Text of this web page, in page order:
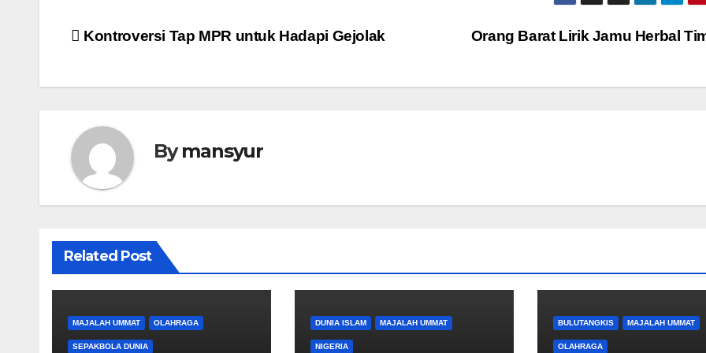
Post
Orang Barat Lirik Jamu Herbal
Kontroversi Tap MPR untuk Hadapi Gejolak
Bymansyur
Related Post
MAJALAH UMMAT OLAHRAGA
SEPAKBOLA DUNIA
DUNIA ISLAM MAJALAH UMMAT
NIGERIA
BULUTANGKIS MAJALAH UMMAT
OLAHRAGA